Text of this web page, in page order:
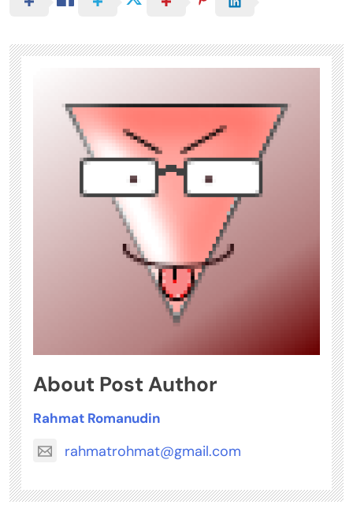
About Post Author
Rahmat Romanudin
rahmatrohmat@gmail.com